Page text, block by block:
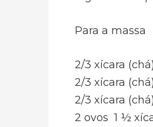
Para a massa
2/3 xícara
2/3 xícara
2/3 xícara
2 ovos 1 ½